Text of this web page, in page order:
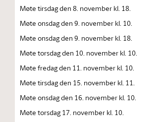
Møte tirsdag den 8. november kl. 18.
Møte onsdag den 9. november kl. 10.
Møte onsdag den 9. november kl. 18.
Møte torsdag den 10. november kl. 10.
Møte fredag den 11. november kl. 10.
Møte tirsdag den 15. november kl. 11.
Møte onsdag den 16. november kl. 10.
Møte torsdag 17. november kl. 10.